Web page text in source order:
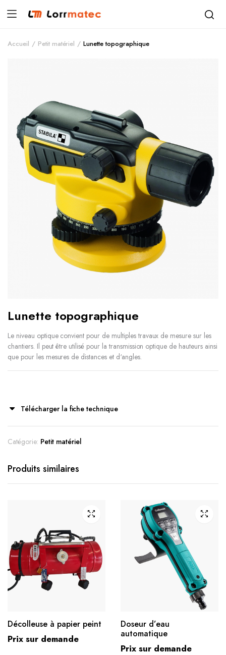
Accueil Petit matériel Lunette topographique
Lunette topographique
Le niveau optique convient pour de multiples travaux de mesure sur les
chantiers. Il peut être utilisé pour la transmission optique de hauteurs ainsi
que pour les mesures de distances et d‘angles.
Télécharger la fiche technique
Catégorie: Petit matériel
Produits similaires
Décolleuse à papier peint
Prix sur demande
Doseur d’eau
automatique
Prix sur demande